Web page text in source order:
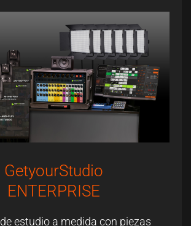
GetyourStudio
ENTERPRISE
estudio a medida con piezas